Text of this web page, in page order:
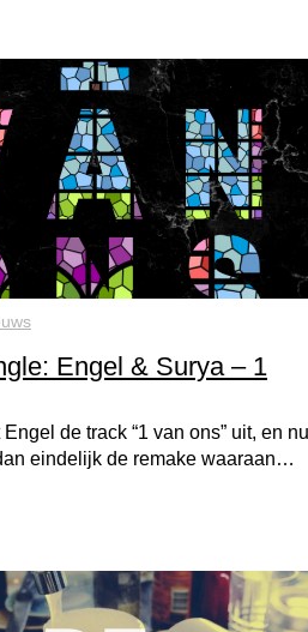
Engel & Surya – 1
Engel de track “1 van ons” uit, en nu
eindelijk de remake waaraan…